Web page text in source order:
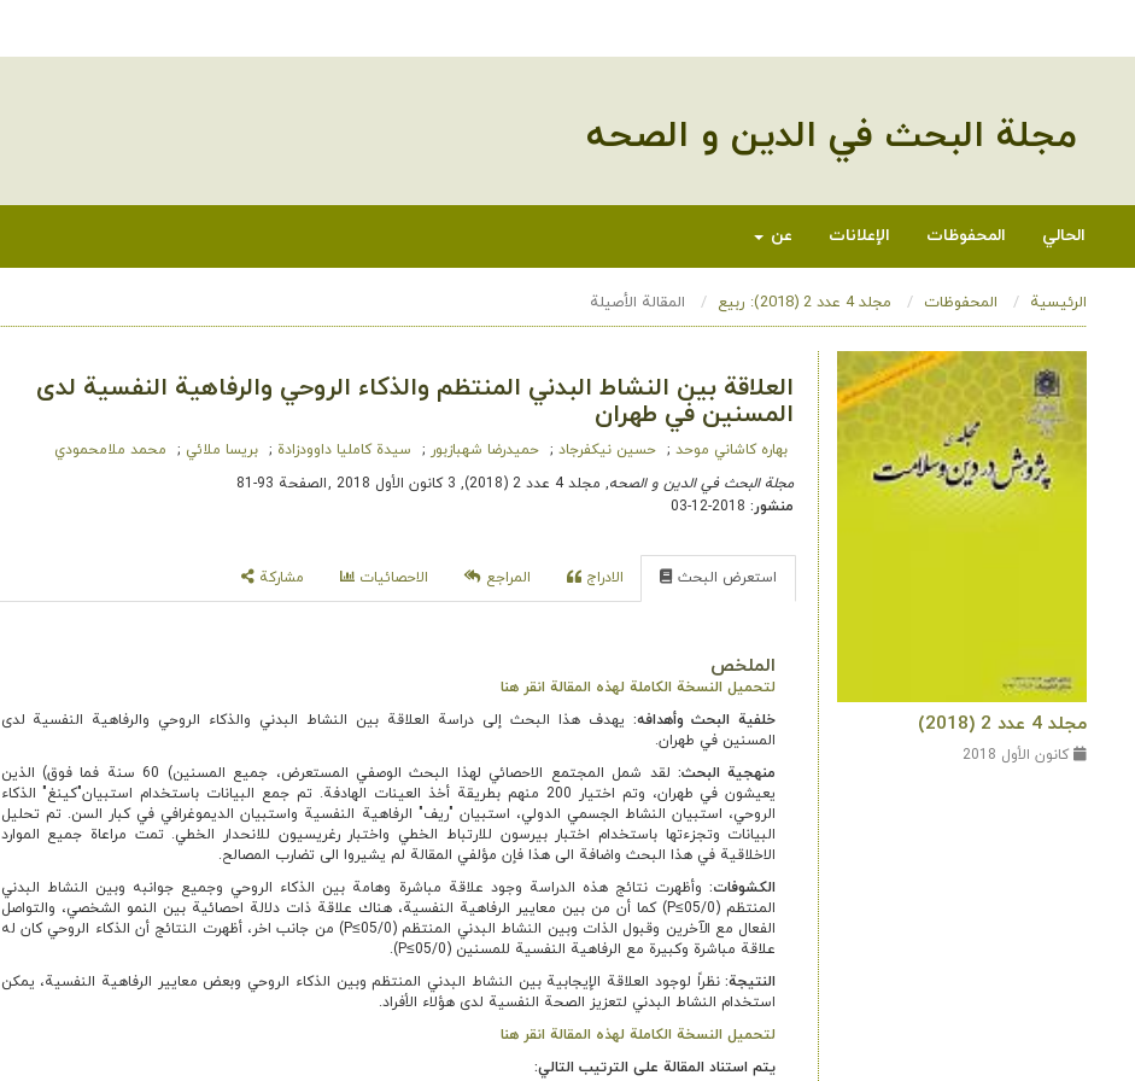
مجلة البحث في الدین و الصحه
الحالي المحفوظات الإعلانات عن
الرئيسية المحفوظات مجلد 4 عدد 2 (2018): ربیع المقالة الأصيلة
مجلد 4 عدد 2 (2018)
كانون الأول 2018
العلاقة بين النشاط البدني المنتظم والذكاء الروحي والرفاهية النفسية لدى
المسنين في طهران
بهاره کاشاني موحد حسین نيكفرجاد حمیدرضا شهبازبور سیدة کاملیا داوودزادة بریسا ملائي
محمد ملامحمودي
مجلة البحث في الدین و الصحه, مجلد 4 عدد 2 (2018), 3 كانون الأول 2018 ,الصفحة 93-81
منشور:2018-12-03
استعرض البحث الادراج المراجع الاحصائيات مشاركة
الملخص
لتحميل النسخة الكاملة لهذه المقالة انقر هنا
خلفية البحث وأهدافه: يهدف هذا البحث إلى دراسة العلاقة بين النشاط البدني والذكاء الروحي والرفاهية النفسية لدى
المسنين في طهران.
منهجية البحث:
لقد شمل المجتمع الاحصائي لهذا البحث الوصفي المستعرض، جميع المسنين) 60 سنة فما فوق) الذين
يعيشون في طهران، وتم اختيار 200 منهم بطريقة أخذ العينات الهادفة. تم جمع البيانات باستخدام استبيان"كينغ" الذكاء
الروحي، استبيان النشاط الجسمي الدولي، استبيان "ريف" الرفاهية النفسية واستبيان الديموغرافي في كبار السن. تم تحليل
البيانات وتجزءتها باستخدام اختبار بيرسون للارتباط الخطي واختبار رغريسيون للانحدار الخطي. تمت مراعاة جميع الموارد
الاخلاقية في هذا البحث واضافة الى هذا فإن مؤلفي المقالة لم يشيروا الى تضارب المصالح.
الكشوفات:وأظهرت نتائج هذه الدراسة وجود علاقة مباشرة وهامة بين الذكاء الروحي وجميع جوانبه وبين النشاط البدني
المنتظم (05/0≥P) كما أن من بين معايير الرفاهية النفسية، هناك علاقة ذات دلالة احصائية بين النمو الشخصي، والتواصل
الفعال مع الآخرين وقبول الذات وبين النشاط البدني المنتظم (05/0≥P) من جانب اخر، أظهرت النتائج أن الذكاء الروحي كان له
علاقة مباشرة وكبيرة مع الرفاهية النفسية للمسنين (05/0≥P).
النتیجة:نظراً لوجود العلاقة الإيجابية بين النشاط البدني المنتظم وبين الذكاء الروحي وبعض معايير الرفاهية النفسية، يمكن
استخدام النشاط البدني لتعزيز الصحة النفسية لدى هؤلاء الأفراد.
لتحميل النسخة الكاملة لهذه المقالة انقر هنا
يتم استناد المقالة على الترتيب التالي: